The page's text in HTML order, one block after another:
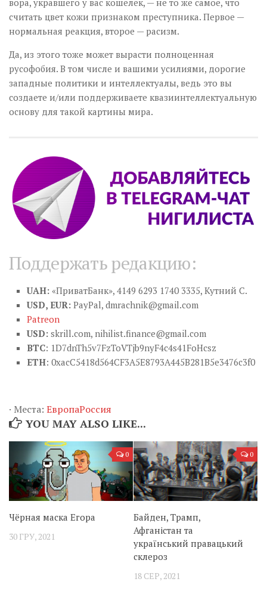
вора, укравшего у вас кошелек, — не то же самое, что
считать цвет кожи признаком преступника. Первое —
нормальная реакция, второе — расизм.
Да, из этого тоже может вырасти полноценная
русофобия. В том числе и вашими усилиями, дорогие
западные политики и интеллектуалы, ведь это вы
создаете и/или поддерживаете квазиинтеллектуальную
основу для такой картины мира.
Поддержать редакцию:
UAH: «ПриватБанк», 4149 6293 1740 3335, Кутний С.
USD, EUR: PayPal, dmrachnik@gmail.com
Patreon
USD: skrill.com, nihilist.finance@gmail.com
BTC: 1D7dnTh5v7FzToVTjb9nyF4c4s41FoHcsz
ETH: 0xacC5418d564CF3A5E8793A445B281B5e3476c3f0
· Места: ЕвропаРоссия
YOU MAY ALSO LIKE...
0
Чёрная маска Егора
30 ГРУ, 2021
0
Байден, Трамп,
Афганістан та
український правацький
склероз
18 СЕР, 2021